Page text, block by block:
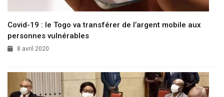
Covid-19 : le Togo va transférer de l’argent mobile aux
personnes vulnérables
8 avril 2020